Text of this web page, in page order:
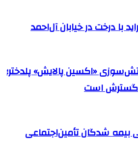
با درخت در خیابان آل‌احمد
«اکسین پالایش» پلدختر؛
گسترش است